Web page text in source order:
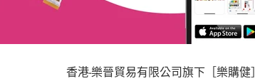
香港-樂晉貿易有限公司旗下［樂購健